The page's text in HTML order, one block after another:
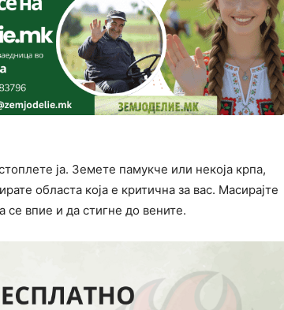
ја. Земете памукче или некоја крпа,
областа која е критична за вас. Масирајте
впие и да стигне до вените.